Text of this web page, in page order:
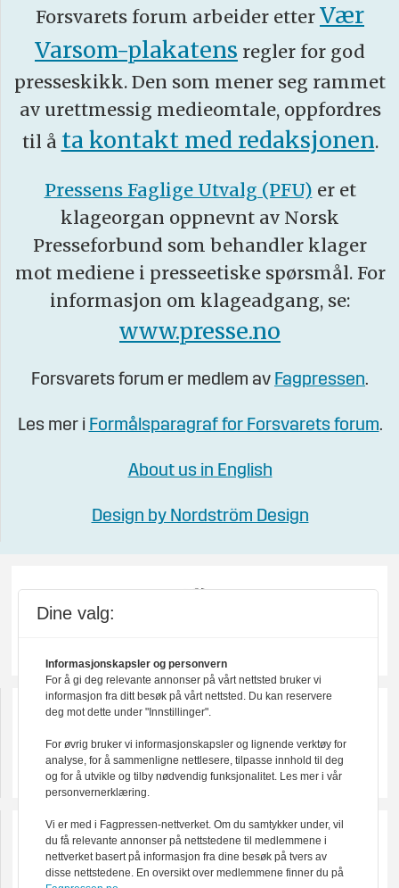
Forsvarets forum arbeider etter Vær
Varsom-plakatens regler for god
presseskikk. Den som mener seg rammet
av urettmessig medieomtale, oppfordres
til å ta kontakt med redaksjonen.
Pressens Faglige Utvalg (PFU) er et
klageorgan oppnevnt av Norsk
Presseforbund som behandler klager
mot mediene i presseetiske spørsmål. For
informasjon om klageadgang, se:
www.presse.no
Forsvarets forum er medlem av Fagpressen.
Les mer i Formålsparagraf for Forsvarets forum.
About us in English
Design by Nordström Design
Dine valg:
Informasjonskapsler og personvern
For å gi deg relevante annonser på vårt nettsted bruker vi
informasjon fra ditt besøk på vårt nettsted. Du kan reservere
deg mot dette under "Innstillinger".
For øvrig bruker vi informasjonskapsler og lignende verktøy for
analyse, for å sammenligne nettlesere, tilpasse innhold til deg
og for å utvikle og tilby nødvendig funksjonalitet. Les mer i vår
personvernerklæring.
Vi er med i Fagpressen-nettverket. Om du samtykker under, vil
du få relevante annonser på nettstedene til medlemmene i
nettverket basert på informasjon fra dine besøk på tvers av
disse nettstedene. En oversikt over medlemmene finner du på